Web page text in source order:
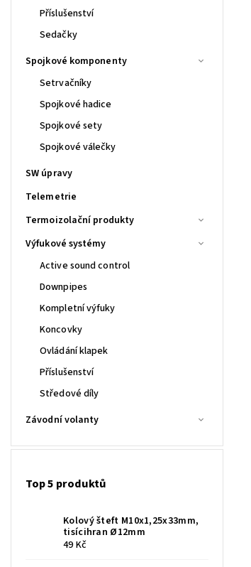
Příslušenství
Sedačky
Spojkové komponenty
Setrvačníky
Spojkové hadice
Spojkové sety
Spojkové válečky
SW úpravy
Telemetrie
Termoizolační produkty
Výfukové systémy
Active sound control
Downpipes
Kompletní výfuky
Koncovky
Ovládání klapek
Příslušenství
Středové díly
Závodní volanty
Top 5 produktů
Kolový šteft M10x1,25x33mm,
tisícihran Ø12mm
49 Kč